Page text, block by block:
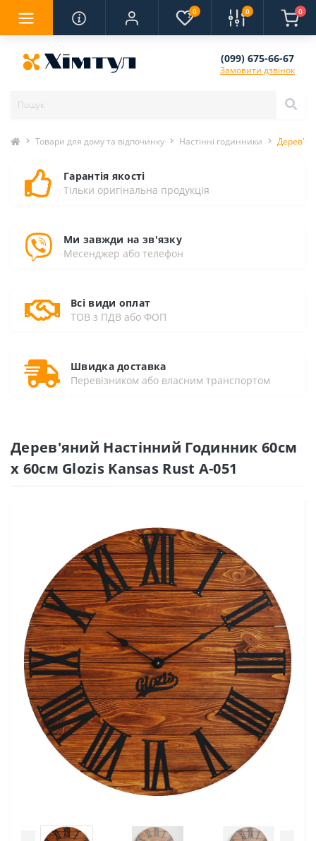
0 0 0
(099) 675-66-67
Замовити дзвінок
Товари для дому та відпочинку Настінні годинники
Гарантія якості
Тільки оригінальна продукція
Ми завжди на зв'язку
Месенджер або телефон
Всі види оплат
ТОВ з ПДВ або ФОП
Швидка доставка
Перевізником або власним транспортом
Дерев'яний Настінний Годинник 60см
х 60см Glozis Kansas Rust A-051